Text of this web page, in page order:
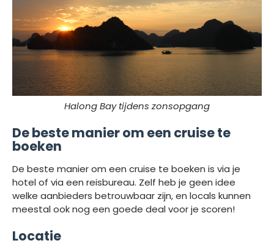
Halong Bay tijdens zonsopgang
De beste manier om een cruise te
boeken
De beste manier om een cruise te boeken is via je
hotel of via een reisbureau. Zelf heb je geen idee
welke aanbieders betrouwbaar zijn, en locals kunnen
meestal ook nog een goede deal voor je scoren!
Locatie